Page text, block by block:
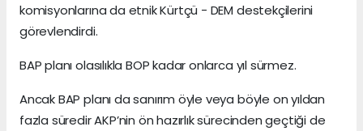
komisyonlarına da etnik Kürtçü - DEM destekçilerini
görevlendirdi.
BAP planı olasılıkla BOP kadar onlarca yıl sürmez.
Ancak BAP planı da sanırım öyle veya böyle on yıldan
fazla süredir AKP’nin ön hazırlık sürecinden geçtiği de